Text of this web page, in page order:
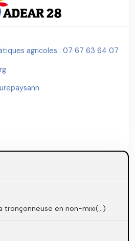
agricoles : 07 67 63 64 07
tronçonneuse en non-mixi(...)